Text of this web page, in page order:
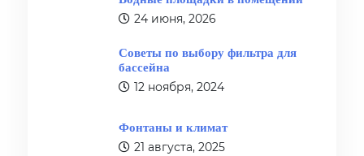
24 июня, 2026
Советы по выбору фильтра для
бассейна
12 ноября, 2024
Фонтаны и климат
21 августа, 2025